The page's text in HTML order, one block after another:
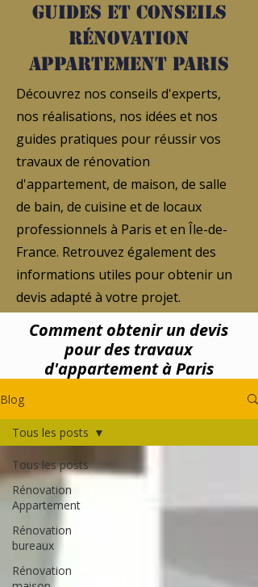
Guides et conseils
rénovation
appartement Paris
Découvrez nos conseils d'experts,
nos réalisations, nos idées et nos
guides pratiques pour réussir vos
travaux de rénovation
d'appartement, de maison, de salle
de bain, de cuisine et de locaux
professionnels à Paris et en Île-de-
France. Retrouvez également des
informations utiles pour obtenir un
devis adapté à votre projet.
Comment obtenir un devis
pour des travaux
d'appartement à Paris
Blog
Tous les posts
Rénovation
Appartement
Rénovation
bureaux
Rénovation
Tous les posts